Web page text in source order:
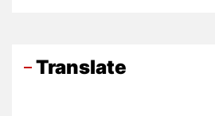
Translate